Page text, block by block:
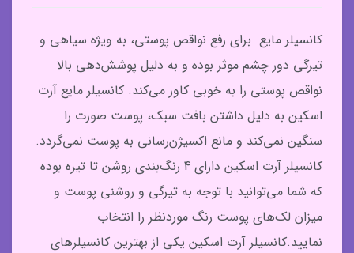
کانسیلر مایع برای رفع نواقص پوستی، به ویژه سیاهی و
تیرگی دور چشم موثر بوده و به دلیل پوشش‌دهی بالا
نواقص پوستی را به خوبی کاور می‌کند. کانسیلر مایع آرت
اسکین به دلیل داشتن بافت سبک، پوست صورت را
سنگین نمی‌کند و مانع اکسیژن‌رسانی به پوست نمی‌گردد.
کانسیلر آرت اسکین دارای 4 رنگ‌بندی روشن تا تیره بوده
که شما می‌توانید با توجه به تیرگی و روشنی پوست و
میزان لک‌های پوست رنگ موردنظر را انتخاب
نمایید.کانسیلر آرت اسکین یکی از بهترین کانسیلرهای